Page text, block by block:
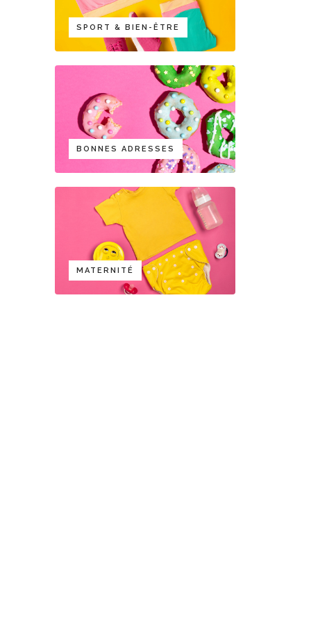
SPORT & BIEN-ÊTRE
BONNES ADRESSES
MATERNITÉ